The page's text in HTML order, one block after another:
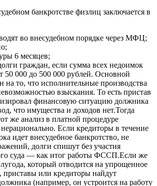
банкротстве физлиц заключается в
во внесудебном порядке через МФЦ;
6 месяцев;
граждан, если сумма всех недоимок
50 000 до 500 000 рублей. Основной
на то, что исполнительные производства
взыскания. То есть пристав
финансовую ситуацию должника
что имущества и доходов нет.Тогда
же анализ в платной процедуре
нерационально. Если кредиторы в течение
идет внесудебное банкротство, не
долги спишут без участия
суда — как итог работы ФССП.Если же
который отводится на упрощенное
приставы или кредиторы найдут
(например, он устроится на работу